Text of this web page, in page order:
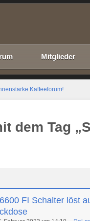
Mitglieder
Kaffeeforum!
dem Tag
FI Schalter löst